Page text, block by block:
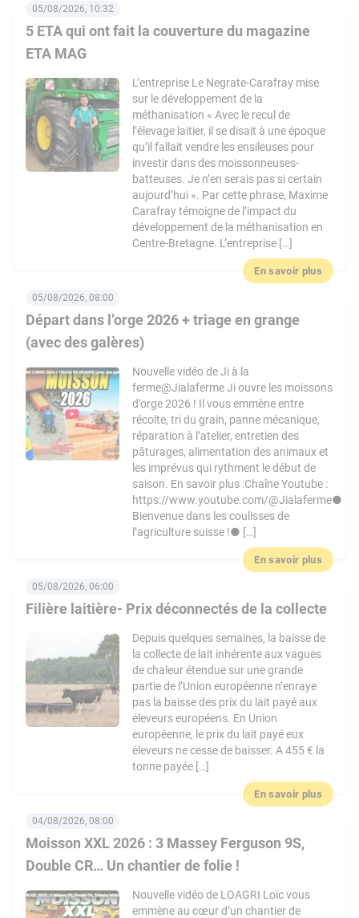
5 ETA qui ont fait la couverture du magazine
ETA MAG
05/08/2026, 10:32
L’entreprise Le Negrate-Carafray mise
sur le développement de la
méthanisation « Avec le recul de
l’élevage laitier, il se disait à une époque
qu’il fallait vendre les ensileuses pour
investir dans des moissonneuses-
batteuses. Je n’en serais pas si certain
aujourd’hui ». Par cette phrase, Maxime
Carafray témoigne de l’impact du
développement de la méthanisation en
Centre-Bretagne. L’entreprise […]
En savoir plus
Départ dans l’orge 2026 + triage en grange
(avec des galères)
05/08/2026, 08:00
Nouvelle vidéo de Ji à la
ferme@Jialaferme Ji ouvre les moissons
d’orge 2026 ! Il vous emmène entre
récolte, tri du grain, panne mécanique,
réparation à l’atelier, entretien des
pâturages, alimentation des animaux et
les imprévus qui rythment le début de
saison. En savoir plus :Chaîne Youtube :
https://www.youtube.com/@Jialaferme●
Bienvenue dans les coulisses de
l’agriculture suisse !● […]
En savoir plus
Filière laitière- Prix déconnectés de la collecte
05/08/2026, 06:00
Depuis quelques semaines, la baisse de
la collecte de lait inhérente aux vagues
de chaleur étendue sur une grande
partie de l’Union européenne n’enraye
pas la baisse des prix du lait payé aux
éleveurs européens. En Union
européenne, le prix du lait payé eux
éleveurs ne cesse de baisser. A 455 € la
tonne payée […]
En savoir plus
Moisson XXL 2026 : 3 Massey Ferguson 9S,
Double CR… Un chantier de folie !
04/08/2026, 08:00
Nouvelle vidéo de LOAGRI Loïc vous
emmène au cœur d’un chantier de